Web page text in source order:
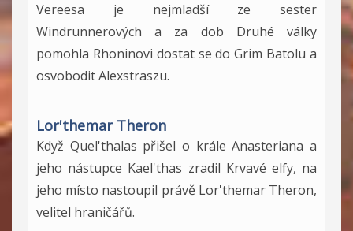
Vereesa je nejmladší ze sester
Windrunnerových a za dob Druhé války
pomohla Rhoninovi dostat se do Grim Batolu a
osvobodit Alexstraszu.
Lor'themar Theron
Když Quel'thalas přišel o krále Anasteriana a
jeho nástupce Kael'thas zradil Krvavé elfy, na
jeho místo nastoupil právě Lor'themar Theron,
velitel hraničářů.